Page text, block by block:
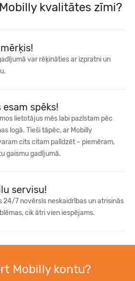
kvalitātes zīmi?
var rēķināties ar izpratni un
esam spēks!
lietotājus mēs labi pazīstam pēc
logā. Tieši tāpēc, ar Mobilly
cits citam palīdzēt – piemēram,
gaismu gadījumā.
servisu!
24/7 novērsīs neskaidrības un atrisinās
cik ātri vien iespējams.
Mobilly kontu?